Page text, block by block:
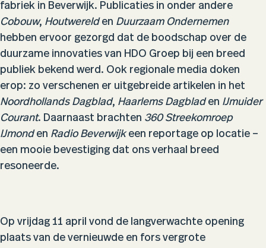
fabriek in Beverwijk. Publicaties in onder andere
Cobouw, Houtwerelden Duurzaam Ondernemen
hebben ervoor gezorgd dat de boodschap over de
duurzame innovaties van HDO Groep bij een breed
publiek bekend werd. Ook regionale media doken
erop: zo verschenen er uitgebreide artikelen in het
Noordhollands Dagblad, Haarlems Dagbladen IJmuider
Courant. Daarnaast brachten 360 Streekomroep
IJmonden Radio Beverwijkeen reportage op locatie –
een mooie bevestiging dat ons verhaal breed
resoneerde.
Op vrijdag 11 april vond de langverwachte opening
plaats van de vernieuwde en fors vergrote